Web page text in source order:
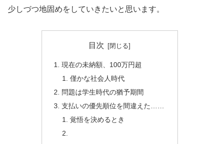
少しづつ地固めをしていきたいと思います。
目次
現在の未納額、100万円超
僅かな社会人時代
問題は学生時代の猶予期間
支払いの優先順位を間違えた……
覚悟を決めるとき